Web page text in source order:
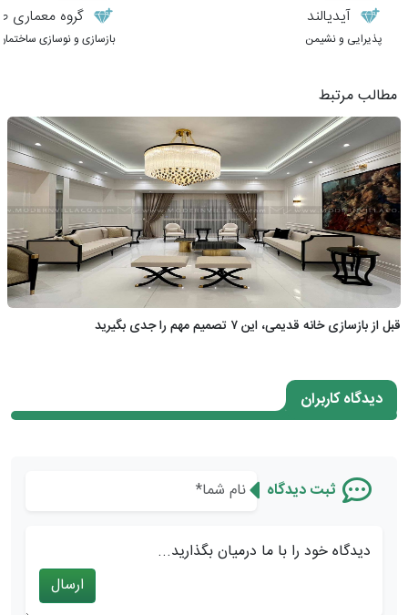
آیدیالند
پذیرایی و نشیمن
گروه معماری
بازسازی و نوسازی
مطالب مرتبط
قبل از بازسازی خانه قدیمی، این ۷ تصمیم مهم را جدی بگیرید
دیدگاه کاربران
ثبت دیدگاه
دیدگاه خود را با ما درمیان بگذارید...
ارسال